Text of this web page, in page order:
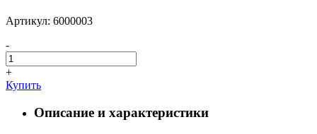
Артикул: 6000003
-
+
Купить
Описание и характеристики